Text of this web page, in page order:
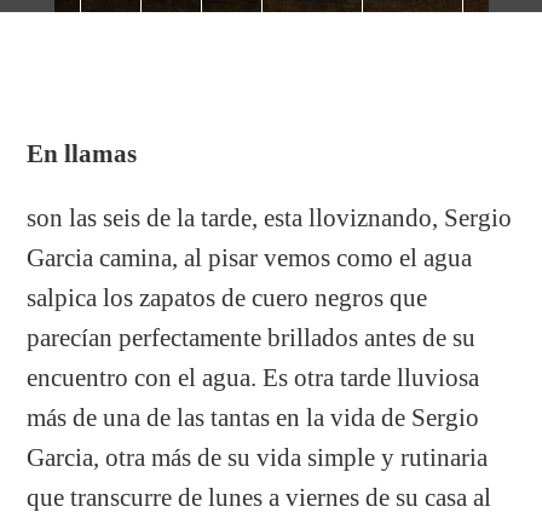
En llamas
son las seis de la tarde, esta lloviznando, Sergio
Garcia camina, al pisar vemos como el agua
salpica los zapatos de cuero negros que
parecían perfectamente brillados antes de su
encuentro con el agua. Es otra tarde lluviosa
más de una de las tantas en la vida de Sergio
Garcia, otra más de su vida simple y rutinaria
que transcurre de lunes a viernes de su casa al